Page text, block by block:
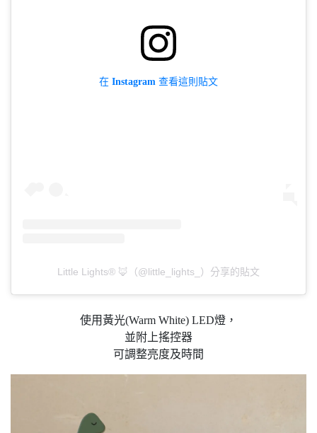
在 Instagram 查看這則貼文
Little Lights® 🦊（@little_lights_）分享的貼文
使用黃光(Warm White) LED燈，
並附上搖控器
可調整亮度及時間